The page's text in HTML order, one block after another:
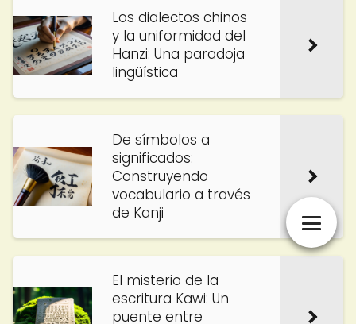
Los dialectos chinos
y la uniformidad del
Hanzi: Una paradoja
lingüística
De símbolos a
significados:
Construyendo
vocabulario a través
de Kanji
El misterio de la
escritura Kawi: Un
puente entre